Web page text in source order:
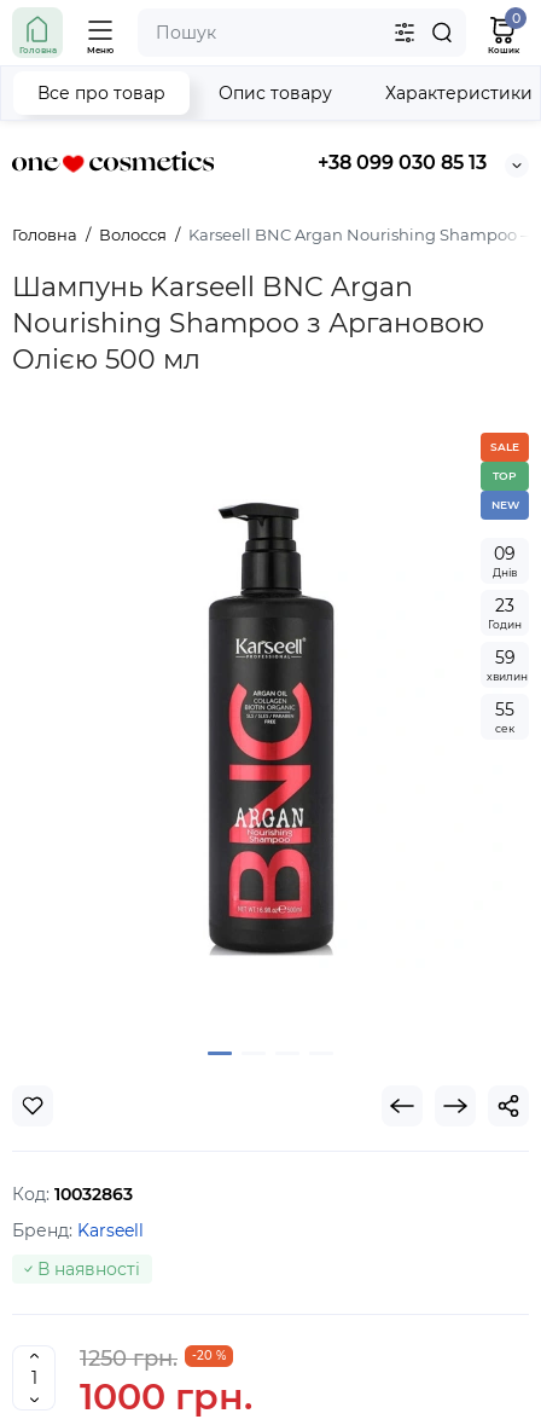
+38 099 030 85 13
Головна Меню
0
Кошик
Головна Волосся Karseell BNC Argan Nourishing Shampoo
Шампунь Karseell BNC Argan
Nourishing Shampoo з Аргановою
Олією 500 мл
Все про товар Опис товару Характеристики
SALE
TOP
NEW
09
Днів
23
Годин
59
хвилин
54
сек
Код: 10032863
Бренд: Karseell
В наявності
1250 грн. -20 %
1000 грн.